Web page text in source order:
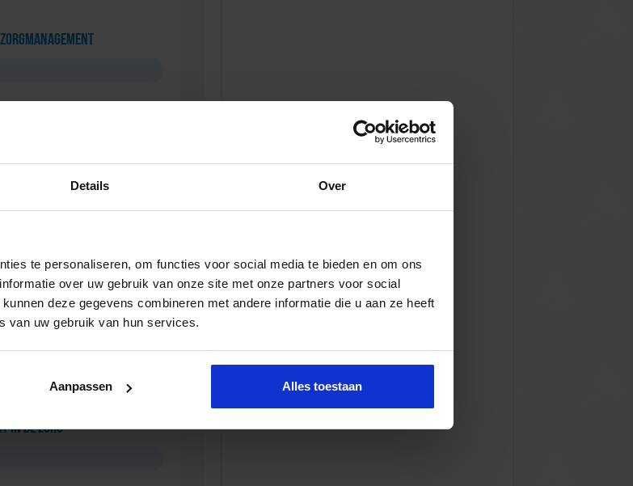
Details Over
te personaliseren, om functies voor social media te bieden en om ons
over uw gebruik van onze site met onze partners voor social
deze gegevens combineren met andere informatie die u aan ze heeft
van uw gebruik van hun services.
Aanpassen Alles toestaan
in de Zorg
in de Zorg